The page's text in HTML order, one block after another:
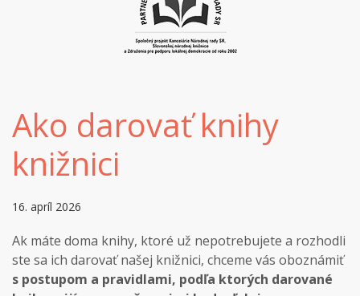
Ako darovať knihy
knižnici
16. apríl 2026
Ak máte doma knihy, ktoré už nepotrebujete a rozhodli
ste sa ich darovať našej knižnici, chceme vás oboznámiť
s postupom a pravidlami, podľa ktorých darované